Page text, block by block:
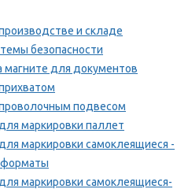
и складе
безопасности
магните для документов
подвесом
маркировки паллет
маркировки самоклеящиеся -
маркировки самоклеящиеся-